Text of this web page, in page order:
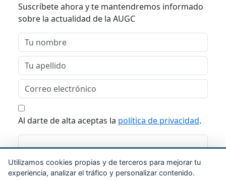
Suscríbete ahora y te mantendremos informado
sobre la actualidad de la AUGC
Al darte de alta aceptas la política de privacidad.
Suscribirme
Utilizamos cookies propias y de terceros para mejorar tu
experiencia, analizar el tráfico y personalizar contenido.